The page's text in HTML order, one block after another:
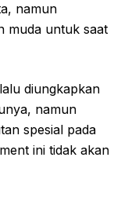
namun
muda untuk saat
diungkapkan
namun
spesial pada
ini tidak akan